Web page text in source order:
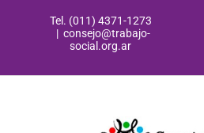
Tel. (011) 4371-1273
| consejo@trabajo-
social.org.ar